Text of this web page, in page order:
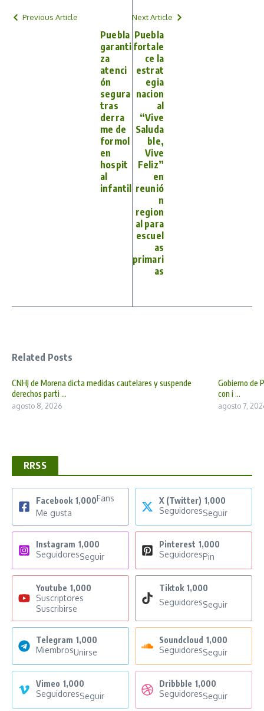
Previous Article
Puebla
garanti
za
atenci
ón
segura
tras
derra
me de
formol
en
hospit
al
infantil
Next Article
Puebla
fortale
ce la
estrat
egia
nacion
al
“Vive
Saluda
ble,
Vive
Feliz”
en
reunió
n
region
al para
escuel
as
primari
as
Related Posts
CNHJ de Morena dicta medidas cautelares y suspende
derechos parti ...
agosto 8, 2026
Gobierno de
con i ...
agosto 7,
RRSS
Facebook 1,000Fans
Me gusta
X (Twitter) 1,000
SeguidoresSeguir
Instagram 1,000
SeguidoresSeguir
Pinterest 1,000
SeguidoresPin
Youtube 1,000
Suscriptores
Suscribirse
Tiktok 1,000
SeguidoresSeguir
Telegram 1,000
MiembrosUnirse
Soundcloud 1,000
SeguidoresSeguir
Vimeo 1,000
SeguidoresSeguir
Dribbble 1,000
SeguidoresSeguir